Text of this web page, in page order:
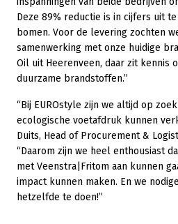
Deze 89% reductie is in cijfers uit
bomen. Voor de levering zochten
samenwerking met onze huidige
Oil uit Heerenveen, daar zit kennis
duurzame brandstoffen.”
“Bij EUROstyle zijn we altijd op
ecologische voetafdruk kunnen
Duits, Head of Procurement &
“Daarom zijn we heel enthousiast
met Veenstra|Fritom aan kunnen
impact kunnen maken. En we
hetzelfde te doen!”